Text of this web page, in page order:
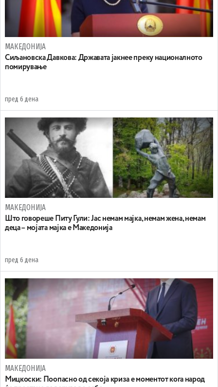
МАКЕДОНИЈА
Сиљановска Давкова: Државата јакнее преку националното
помирување
пред 6 дена
МАКЕДОНИЈА
Што говореше Питу Гули: Јас немам мајка, немам жена, немам
деца – мојата мајка е Македонија
пред 6 дена
МАКЕДОНИЈА
Мицкоски: Поопасно од секоја криза е моментот кога народ